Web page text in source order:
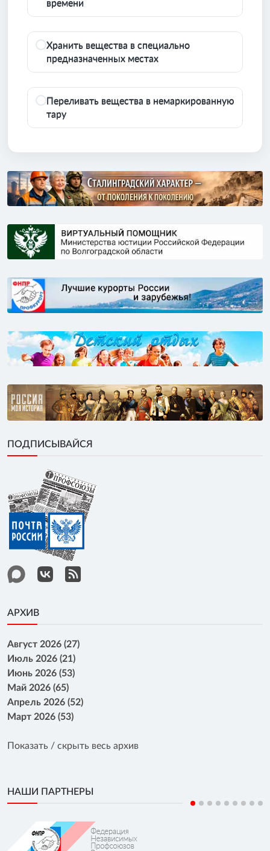
времени
Хранить вещества в специально
предназначенных местах
Переливать вещества в немаркированную
тару
ПОДПИСЫВАЙСЯ
АРХИВ
Август 2026 (27)
Июль 2026 (21)
Июнь 2026 (53)
Май 2026 (65)
Апрель 2026 (52)
Март 2026 (53)
Показать / скрыть весь архив
НАШИ ПАРТНЕРЫ